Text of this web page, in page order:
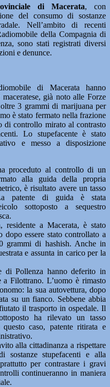
di Macerata, con
del consumo di sostanze
Nell’ambito di recenti
della Compagnia di
sono stati registrati diversi
e denunce.
di Macerata hanno
già noto alle Forze
3 grammi di marijuana per
è stato fermato nella frazione
di controllo mirato al contrasto
Lo stupefacente è stato
e messo a disposizione
proceduto al controllo di un
alla guida della propria
è risultato avere un tasso
patente di guida è stata
sottoposto a sequestro
residente a Macerata, è stato
essere stato controllato a
grammi di hashish. Anche in
e assunta in carico per la
di Pollenza hanno deferito in
Filottrano. L’uomo è rimasto
la sua autovettura, dopo
su un fianco. Sebbene abbia
il trasporto in ospedale. Il
ha rilevato un tasso
caso, patente ritirata e
alla cittadinanza a rispettare
sostanze stupefacenti e alla
per contrastare i gravi
continueranno in maniera